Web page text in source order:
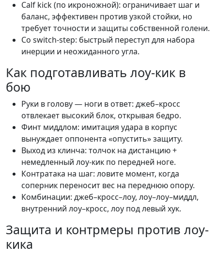
Calf kick (по икроножной): ограничивает шаг и
баланс, эффективен против узкой стойки, но
требует точности и защиты собственной голени.
Со switch-step: быстрый переступ для набора
инерции и неожиданного угла.
Как подготавливать лоу-кик в
бою
Руки в голову — ноги в ответ: джеб–кросс
отвлекает высокий блок, открывая бедро.
Финт миддлом: имитация удара в корпус
вынуждает оппонента «опустить» защиту.
Выход из клинча: толчок на дистанцию +
немедленный лоу-кик по передней ноге.
Контратака на шаг: ловите момент, когда
соперник переносит вес на переднюю опору.
Комбинации: джеб–кросс–лоу, лоу–лоу–миддл,
внутренний лоу–кросс, лоу под левый хук.
Защита и контрмеры против лоу-
кика